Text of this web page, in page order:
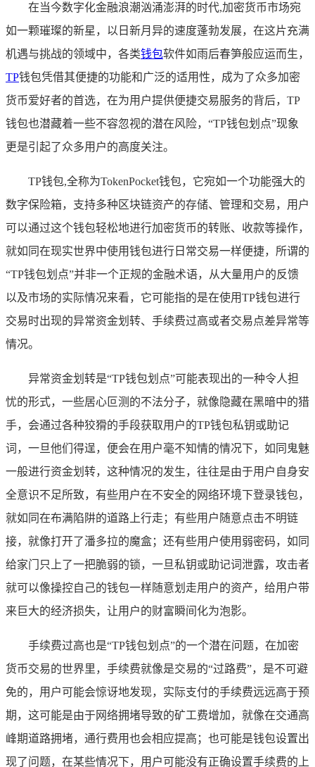
在当今数字化金融浪潮汹涌澎湃的时代,加密货币市场宛
如一颗璀璨的新星，以日新月异的速度蓬勃发展，在这片充满
机遇与挑战的领域中，各类钱包软件如雨后春笋般应运而生，
TP钱包凭借其便捷的功能和广泛的适用性，成为了众多加密
货币爱好者的首选，在为用户提供便捷交易服务的背后，TP
钱包也潜藏着一些不容忽视的潜在风险，“TP钱包划点”现象
更是引起了众多用户的高度关注。
TP钱包,全称为TokenPocket钱包，它宛如一个功能强大的
数字保险箱，支持多种区块链资产的存储、管理和交易，用户
可以通过这个钱包轻松地进行加密货币的转账、收款等操作，
就如同在现实世界中使用钱包进行日常交易一样便捷，所谓的
“TP钱包划点”并非一个正规的金融术语，从大量用户的反馈
以及市场的实际情况来看，它可能指的是在使用TP钱包进行
交易时出现的异常资金划转、手续费过高或者交易点差异常等
情况。
异常资金划转是“TP钱包划点”可能表现出的一种令人担
忧的形式，一些居心叵测的不法分子，就像隐藏在黑暗中的猎
手，会通过各种狡猾的手段获取用户的TP钱包私钥或助记
词，一旦他们得逞，便会在用户毫不知情的情况下，如同鬼魅
一般进行资金划转，这种情况的发生，往往是由于用户自身安
全意识不足所致，有些用户在不安全的网络环境下登录钱包，
就如同在布满陷阱的道路上行走；有些用户随意点击不明链
接，就像打开了潘多拉的魔盒；还有些用户使用弱密码，如同
给家门只上了一把脆弱的锁，一旦私钥或助记词泄露，攻击者
就可以像操控自己的钱包一样随意划走用户的资产，给用户带
来巨大的经济损失，让用户的财富瞬间化为泡影。
手续费过高也是“TP钱包划点”的一个潜在问题，在加密
货币交易的世界里，手续费就像是交易的“过路费”，是不可避
免的，用户可能会惊讶地发现，实际支付的手续费远远高于预
期，这可能是由于网络拥堵导致的矿工费增加，就像在交通高
峰期道路拥堵，通行费用也会相应提高；也可能是钱包设置出
现了问题，在某些情况下，用户可能没有正确设置手续费的上